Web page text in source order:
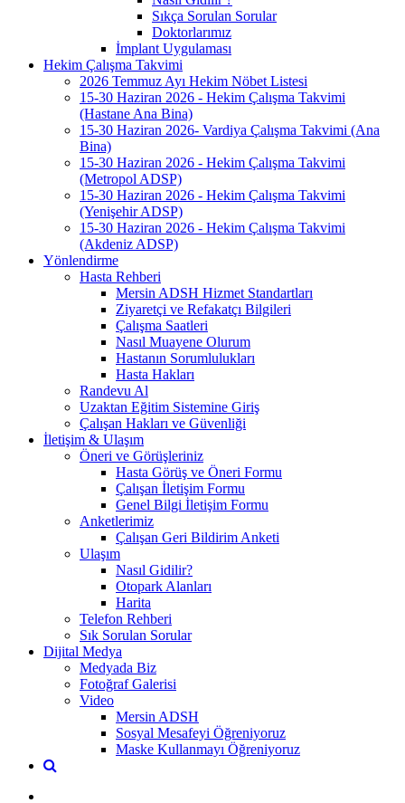
Sıkça Sorulan Sorular
Doktorlarımız
İmplant Uygulaması
Hekim Çalışma Takvimi
2026 Temmuz Ayı Hekim Nöbet Listesi
15-30 Haziran 2026 - Hekim Çalışma Takvimi
(Hastane Ana Bina)
15-30 Haziran 2026- Vardiya Çalışma Takvimi (Ana
Bina)
15-30 Haziran 2026 - Hekim Çalışma Takvimi
(Metropol ADSP)
15-30 Haziran 2026 - Hekim Çalışma Takvimi
(Yenişehir ADSP)
15-30 Haziran 2026 - Hekim Çalışma Takvimi
(Akdeniz ADSP)
Yönlendirme
Hasta Rehberi
Mersin ADSH Hizmet Standartları
Ziyaretçi ve Refakatçı Bilgileri
Çalışma Saatleri
Nasıl Muayene Olurum
Hastanın Sorumlulukları
Hasta Hakları
Randevu Al
Uzaktan Eğitim Sistemine Giriş
Çalışan Hakları ve Güvenliği
İletişim & Ulaşım
Öneri ve Görüşleriniz
Hasta Görüş ve Öneri Formu
Çalışan İletişim Formu
Genel Bilgi İletişim Formu
Anketlerimiz
Çalışan Geri Bildirim Anketi
Ulaşım
Nasıl Gidilir?
Otopark Alanları
Harita
Telefon Rehberi
Sık Sorulan Sorular
Dijital Medya
Medyada Biz
Fotoğraf Galerisi
Video
Mersin ADSH
Sosyal Mesafeyi Öğreniyoruz
Maske Kullanmayı Öğreniyoruz